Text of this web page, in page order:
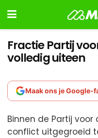
Fractie Partij
volledig uiteen
Maak ons je Google-
Binnen de Partij voor
conflict uitgegroeid